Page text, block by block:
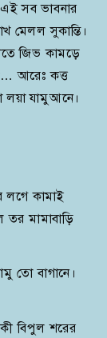
সব ভাবনার
মেলল সুকান্তি।
জিভ কামড়ে
আরেঃ কত্ত
লয়া যামুআনে।
লগে কামাই
মামাবাড়ি
তো বাগানে।
বিপুল শরের